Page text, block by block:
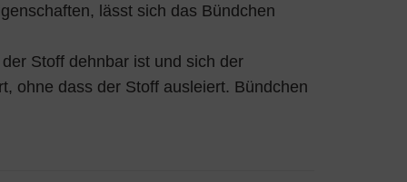
lässt sich das Bündchen
Stoff dehnbar ist und sich der
ohne dass der Stoff ausleiert. Bündchen